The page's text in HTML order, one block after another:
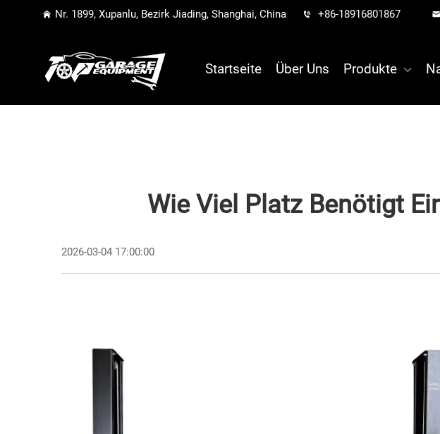
Nr. 1899, Xupanlu, Bezirk Jiading, Shanghai, China +86-18916801867
Startseite Über Uns Produkte
Wie Viel Platz Benötigt
2026-03-04 17:00:00